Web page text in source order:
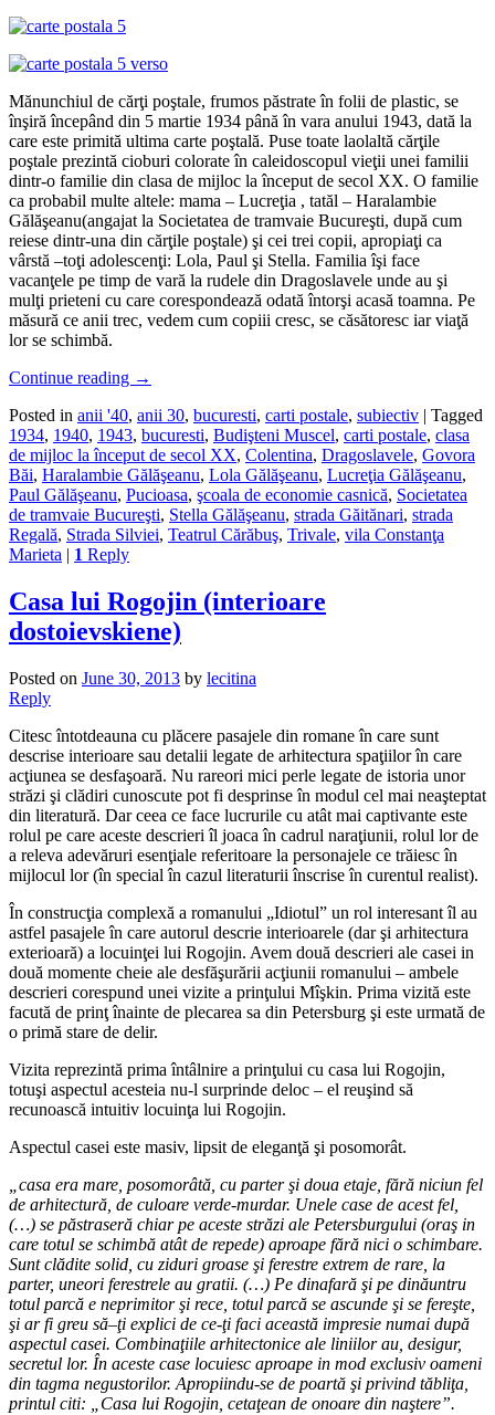
Mănunchiul de cărţi poştale, frumos păstrate în folii de plastic, se
înşiră începând din 5 martie 1934 până în vara anului 1943, dată la
care este primită ultima carte poştală. Puse toate laolaltă cărţile
poştale prezintă cioburi colorate în caleidoscopul vieţii unei familii
dintr-o familie din clasa de mijloc la început de secol XX. O familie
ca probabil multe altele: mama – Lucreţia , tatăl – Haralambie
Gălăşeanu(angajat la Societatea de tramvaie Bucureşti, după cum
reiese dintr-una din cărţile poştale) şi cei trei copii, apropiaţi ca
vârstă –toţi adolescenţi: Lola, Paul şi Stella. Familia îşi face
vacanţele pe timp de vară la rudele din Dragoslavele unde au şi
mulţi prieteni cu care corespondează odată întorşi acasă toamna. Pe
măsură ce anii trec, vedem cum copiii cresc, se căsătoresc iar viaţă
lor se schimbă.
Continue reading →
Posted in anii '40, anii 30, bucuresti, carti postale, subiectiv | Tagged
1934, 1940, 1943, bucuresti, Budişteni Muscel, carti postale, clasa
de mijloc la început de secol XX, Colentina, Dragoslavele, Govora
Băi, Haralambie Gălăşeanu, Lola Gălăşeanu, Lucreţia Gălăşeanu,
Paul Gălăşeanu, Pucioasa, şcoala de economie casnică, Societatea
de tramvaie Bucureşti, Stella Gălăşeanu, strada Găitănari, strada
Regală, Strada Silviei, Teatrul Cărăbuş, Trivale, vila Constanţa
Marieta | 1 Reply
Casa lui Rogojin (interioare
dostoievskiene)
Posted on June 30, 2013 by lecitina
Reply
Citesc întotdeauna cu plăcere pasajele din romane în care sunt
descrise interioare sau detalii legate de arhitectura spaţiilor în care
acţiunea se desfaşoară. Nu rareori mici perle legate de istoria unor
străzi şi clădiri cunoscute pot fi desprinse în modul cel mai neaşteptat
din literatură. Dar ceea ce face lucrurile cu atât mai captivante este
rolul pe care aceste descrieri îl joaca în cadrul naraţiunii, rolul lor de
a releva adevăruri esenţiale referitoare la personajele ce trăiesc în
mijlocul lor (în special în cazul literaturii înscrise în curentul realist).
În construcţia complexă a romanului „Idiotul” un rol interesant îl au
astfel pasajele în care autorul descrie interioarele (dar şi arhitectura
exterioară) a locuinţei lui Rogojin. Avem două descrieri ale casei in
două momente cheie ale desfăşurării acţiunii romanului – ambele
descrieri corespund unei vizite a prinţului Mîşkin. Prima vizită este
facută de prinţ înainte de plecarea sa din Petersburg şi este urmată de
o primă stare de delir.
Vizita reprezintă prima întâlnire a prinţului cu casa lui Rogojin,
totuşi aspectul acesteia nu-l surprinde deloc – el reuşind să
recunoască intuitiv locuinţa lui Rogojin.
Aspectul casei este masiv, lipsit de eleganţă şi posomorât.
„casa era mare, posomorâtă , cu parterşi doua etaje, fără niciun fel
de arhitectură , de culoare verde-murdar. Unele case de acest fel,
(…) se păstraseră chiar pe aceste străzi ale Petersburgului (oraş in
care totul se schimbă atât de repede) aproape fără nici o schimbare.
Sunt clădite solid, cu ziduri groase şi ferestre extrem de rare, la
parter, uneori ferestrele au gratii. (…) Pe dinafară şi pe dinăuntru
totul parcă e neprimitorşi rece, totul parcă se ascunde şi se fereşte,
şi ar fi greu să–ţi explici de ce-ţi faci această impresie numai după
aspectul casei. Combinaţiile arhitectonice ale liniilor au, desigur,
secretul lor. În aceste case locuiesc aproape in mod exclusiv oameni
din tagma negustorilor. Apropiindu-se de poartă şi privind tăbliţa,
printul citi: „Casa lui Rogojin, cetaţean de onoare din naştere”.